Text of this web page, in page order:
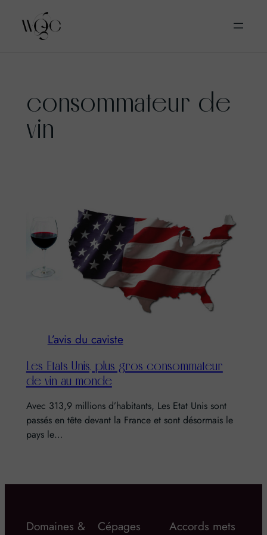
contenuconsommateur de
vin
L’avis du caviste
Les Etats Unis, plus gros consommateur
de vin au monde
Avec 313,9 millions d’habitants, Les Etat Unis sont
passés en tête devant la France et sont désormais le
pays le…
Domaines &
Cépages
Accords mets